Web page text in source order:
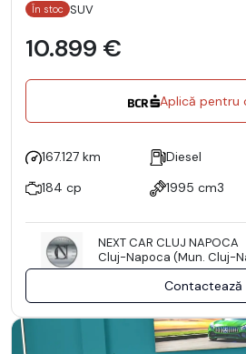
În stoc SUV
10.899 €
Aplică pentru
167.127 km Diesel
184 cp
1995 cm3
NEXT CAR CLUJ NAPOCA
Cluj-Napoca (Mun. Cluj-
Contactează